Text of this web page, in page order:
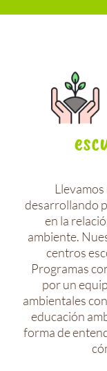
desarrollando
en la
ambiente.
centros
Programas
por un
ambientales
educación
forma de